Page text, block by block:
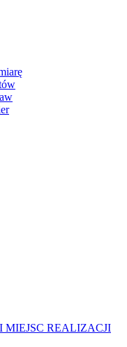
MIEJSC REALIZACJI